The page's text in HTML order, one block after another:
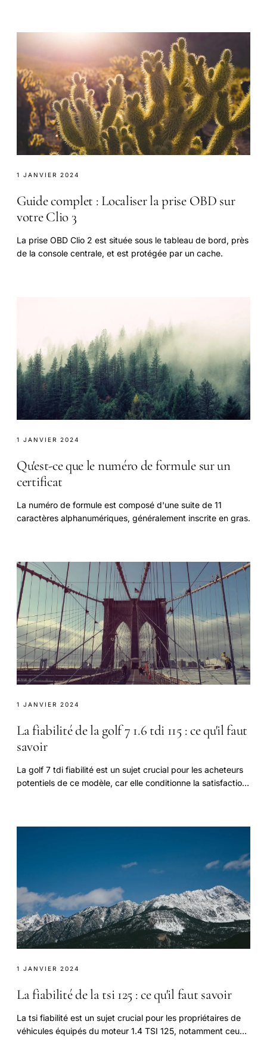
1 JANVIER 2024
Guide complet : Localiser la prise OBD sur
votre Clio 3
La prise OBD Clio 2 est située sous le tableau de bord, près
de la console centrale, et est protégée par un cache.
1 JANVIER 2024
Qu'est-ce que le numéro de formule sur un
certificat
La numéro de formule est composé d'une suite de 11
caractères alphanumériques, généralement inscrite en gras.
1 JANVIER 2024
La fiabilité de la golf 7 1.6 tdi 115 : ce qu'il faut
savoir
La golf 7 tdi fiabilité est un sujet crucial pour les acheteurs
potentiels de ce modèle, car elle conditionne la satisfaction
1 JANVIER 2024
La fiabilité de la tsi 125 : ce qu'il faut savoir
La tsi fiabilité est un sujet crucial pour les propriétaires de
véhicules équipés du moteur 1.4 TSI 125, notamment ceux